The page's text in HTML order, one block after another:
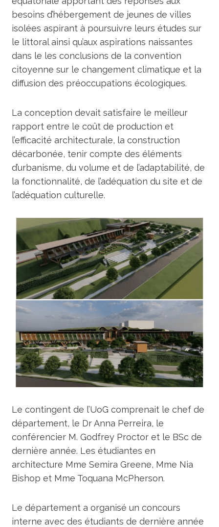
besoins d’hébergement de jeunes de villes
isolées aspirant à poursuivre leurs études sur
le littoral ainsi qu’aux aspirations naissantes
dans le les conclusions de la convention
citoyenne sur le changement climatique et la
diffusion des préoccupations écologiques.
La conception devait satisfaire le meilleur
rapport entre le coût de production et
l’efficacité architecturale, la construction
décarbonée, tenir compte des éléments
d’urbanisme, du volume et de l’adaptabilité, de
la fonctionnalité, de l’adéquation du site et de
l’adéquation culturelle.
Le contingent de l’UoG comprenait le chef de
département, le Dr Anna Perreira, le
conférencier M. Godfrey Proctor et le BSc de
dernière année. Les étudiantes en
architecture Mme Semira Greene, Mme Nia
Bishop et Mme Toquana McPherson.
Le département a organisé un concours
interne avec des étudiants de dernière année